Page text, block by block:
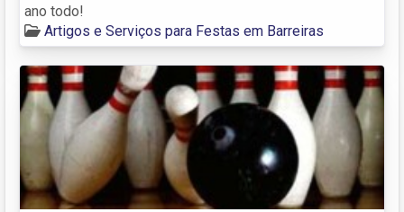
ano todo!
Artigos e Serviços para Festas em Barreiras